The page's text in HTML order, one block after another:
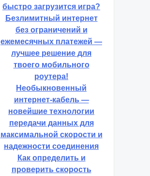
быстро загрузится игра?
Безлимитный интернет
без ограничений и
ежемесячных платежей —
лучшее решение для
твоего мобильного
роутера!
Необыкновенный
интернет-кабель —
новейшие технологии
передачи данных для
максимальной скорости и
надежности соединения
Как определить и
проверить скорость